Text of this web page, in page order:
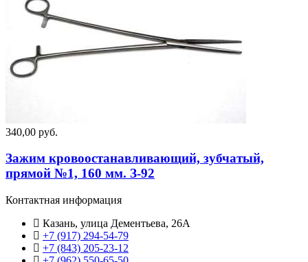
340,00 руб.
Зажим кровоостанавливающий, зубчатый,
прямой №1, 160 мм. З-92
Контактная информация
Казань, улица Дементьева, 26А
+7 (917) 294-54-79
+7 (843) 205-23-12